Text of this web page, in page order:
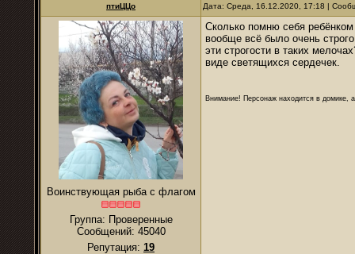
птиЦЦо Дата: Среда, 16.12.2020, 17:18 |
Воинствующая рыба с флагом
Группа: Проверенные
Сообщений: 45040
Репутация: 19
Сколько помню себя
вообще всё было очень
эти строгости в таких
виде светящихся сердечек.
Внимание! Персонаж находится в домике,